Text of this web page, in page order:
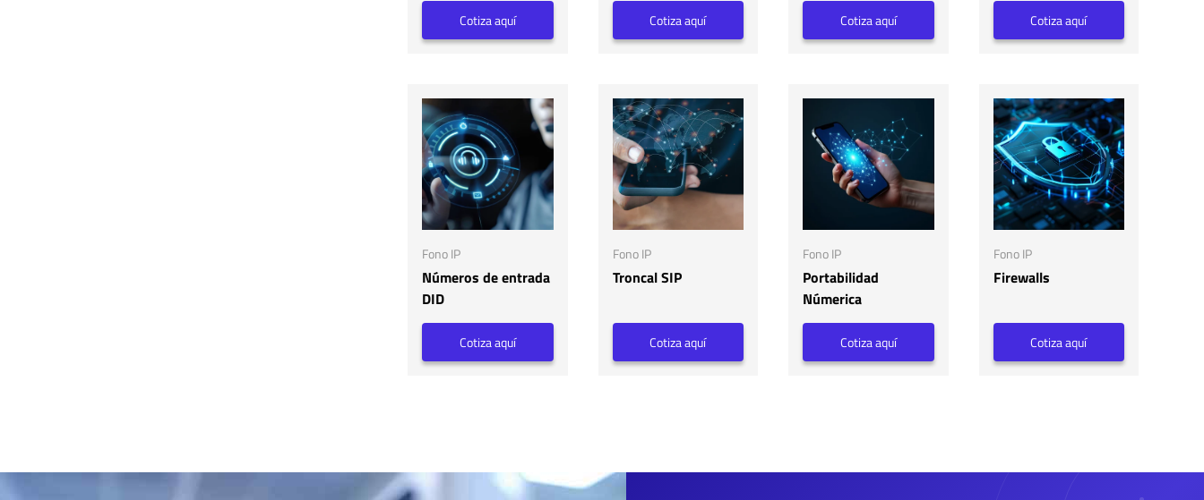
Cotiza aquí Cotiza aquí Cotiza aquí Cotiza aquí
Fono IP
Números de entrada
DID
Cotiza aquí
Fono IP
Troncal SIP
Cotiza aquí
Fono IP
Portabilidad
Númerica
Cotiza aquí
Fono IP
Firewalls
Cotiza aquí